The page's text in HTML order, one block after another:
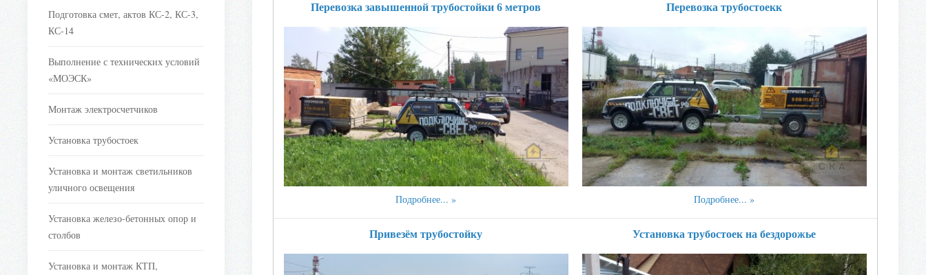
Перевозка завышенной трубостойки 6 метров
Подробнее...
Перевозка трубостоекк
Подробнее...
Привезём трубостойку Установка трубостоек на бездорожье
Подготовка смет, актов КС-2, КС-3,
КС-14
Выполнение с технических условий
«МОЭСК»
Монтаж электросчетчиков
Установка трубостоек
Установка и монтаж светильников
уличного освещения
Установка железо-бетонных опор и
столбов
Установка и монтаж КТП,